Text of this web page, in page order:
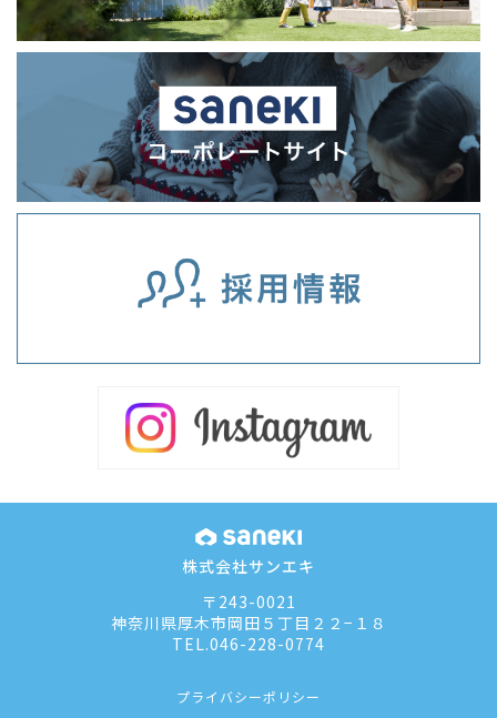
株式会社サンエキ
〒243-0021
神奈川県厚木市岡田５丁目２２−１８
TEL.046-228-0774
プライバシーポリシー